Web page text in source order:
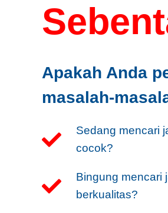
Apakah Anda
masalah-
Sedang mencari
cocok?
Bingung mencari
berkualitas?